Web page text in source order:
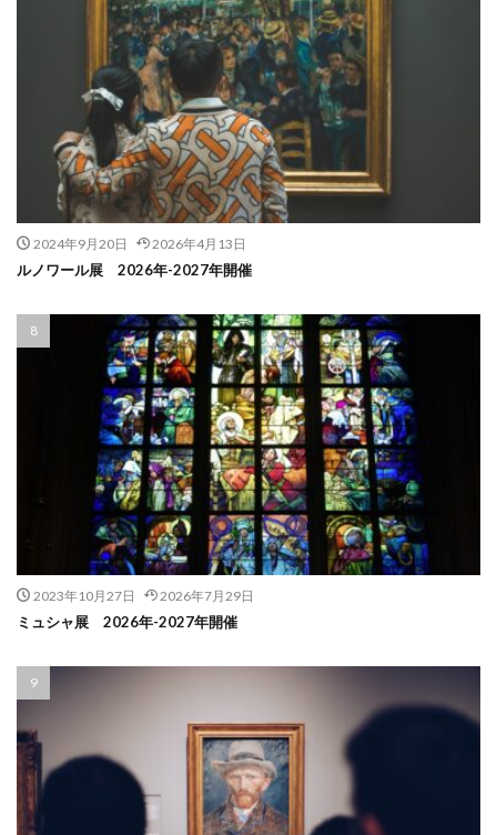
2024年9月20日 2026年4月13日
ルノワール展 2026年-2027年開催
2023年10月27日 2026年7月29日
ミュシャ展 2026年-2027年開催